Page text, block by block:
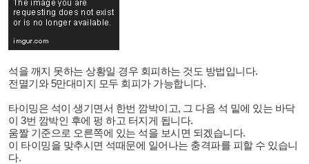
석을 깨지 못하는 상황일 경우 회피하는 것도 방법입니다.
전멸기와 5만대미지 모두 회피가 가능합니다.
타이밍은 석이 생기면서 한번 깜박이고, 그 다음 석 밑에 있는 바닥
이 3번 깜박인 후에 펑 하고 터지게 됩니다.
움짤 기준으로 오른쪽에 있는 석을 보시면 되겠습니다.
이 타이밍을 맞추시면 석때문에 일어나는 충격파를 피할 수 있습니
다.